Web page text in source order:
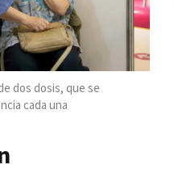
dos dosis, que se
cada una